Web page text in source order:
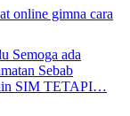
online gimna cara
Semoga ada
Sebab
SIM TETAPI…